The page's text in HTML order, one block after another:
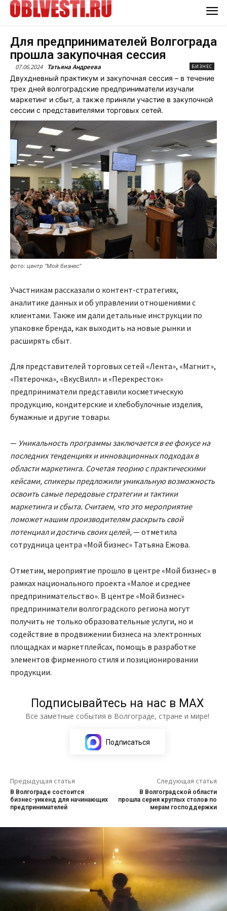
Для предпринимателей Волгограда
прошла закупочная сессия
07.06.2024 Татьяна Андреева БИЗНЕС
Двухдневный практикум и закупочная сессия – в течение
трех дней волгоградские предприниматели изучали
маркетинг и сбыт, а также приняли участие в закупочной
сессии с представителями торговых сетей.
фото: центр "Мой бизнес"
Участникам рассказали о контент-стратегиях,
аналитике данных и об управлении отношениями с
клиентами. Также им дали детальные инструкции по
упаковке бренда, как выходить на новые рынки и
расширять сбыт.
Для представителей торговых сетей «Лента», «Магнит»,
«Пятерочка», «ВкусВилл» и «Перекресток»
предприниматели представили косметическую
продукцию, кондитерские и хлебобулочные изделия,
бумажные и другие товары.
— Уникальность программы заключается в ее фокусе на
последних тенденциях и инновационных подходах в
области маркетинга. Сочетая теорию с практическими
кейсами, спикеры предложили уникальную возможность
освоить самые передовые стратегии и тактики
маркетинга и сбыта. Считаем, что это мероприятие
поможет нашим производителям раскрыть свой
потенциал и достичь своих целей,— отметила
сотрудница центра «Мой бизнес» Татьяна Ежова.
Отметим, мероприятие прошло в центре «Мой бизнес» в
рамках национального проекта «Малое и среднее
предпринимательство». В центре «Мой бизнес»
предприниматели волгоградского региона могут
получить не только образовательные услуги, но и
содействие в продвижении бизнеса на электронных
площадках и маркетплейсах, помощь в разработке
элементов фирменного стиля и позиционировании
продукции.
Подписывайтесь на нас в МАХ
Все заметные события в Волгограде, стране и мире!
Подписаться
Предыдущая статья
В Волгограде состоится
бизнес-уикенд для начинающих
предпринимателей
Следующая статья
В Волгоградской области
прошла серия круглых столов по
мерам господдержки